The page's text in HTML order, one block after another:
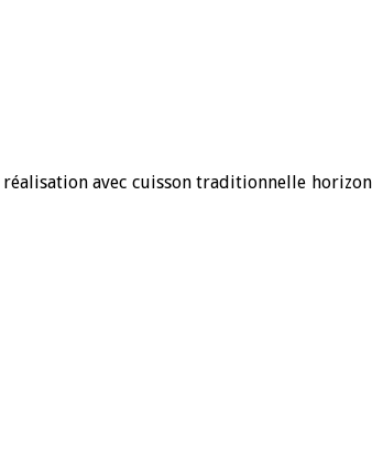
avec cuisson traditionnelle